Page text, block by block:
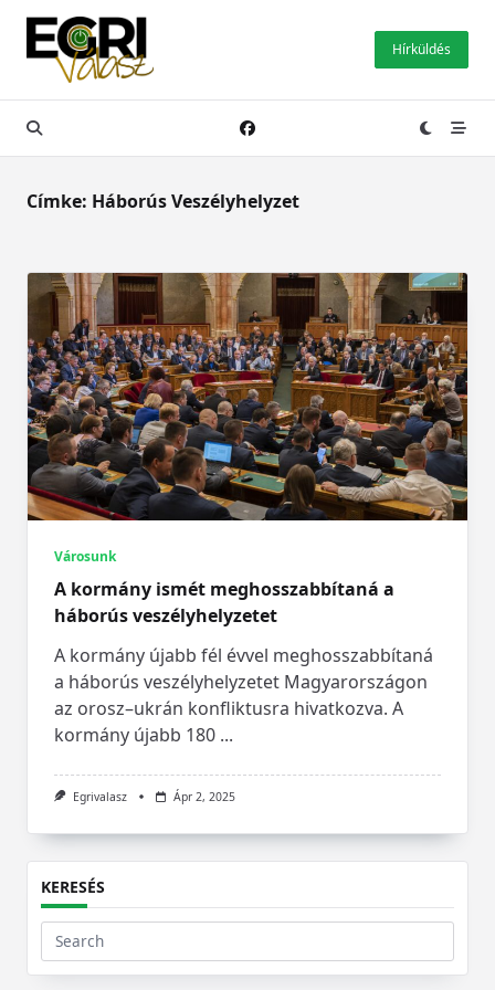
Skip
content
Hírküldés
Címke: Háborús Veszélyhelyzet
Városunk
A kormány ismét meghosszabbítaná a
háborús veszélyhelyzetet
A kormány újabb fél évvel meghosszabbítaná
a háborús veszélyhelyzetet Magyarországon
az orosz–ukrán konfliktusra hivatkozva. A
kormány újabb 180 ...
Egrivalasz Ápr 2, 2025
KERESÉS
Search
for: